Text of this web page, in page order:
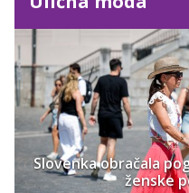
Slovenka obračala
ženske